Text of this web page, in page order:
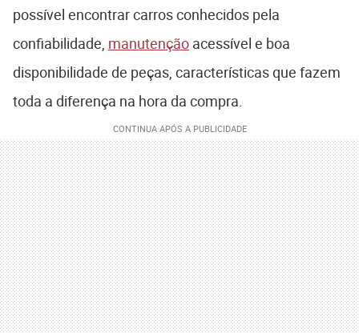
possível encontrar carros conhecidos pela
confiabilidade, manutenção acessível e boa
disponibilidade de peças, características que fazem
toda a diferença na hora da compra.